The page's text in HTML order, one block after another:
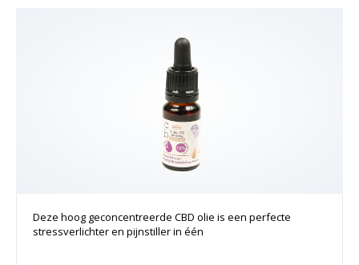
Deze hoog geconcentreerde CBD olie is een perfecte
stressverlichter en pijnstiller in één